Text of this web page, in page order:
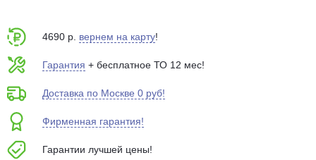
4690 р. вернем на карту!
Гарантия + бесплатное ТО 12 мес!
Доставка по Москве 0 руб!
Фирменная гарантия!
Гарантии лучшей цены!
Подробнее